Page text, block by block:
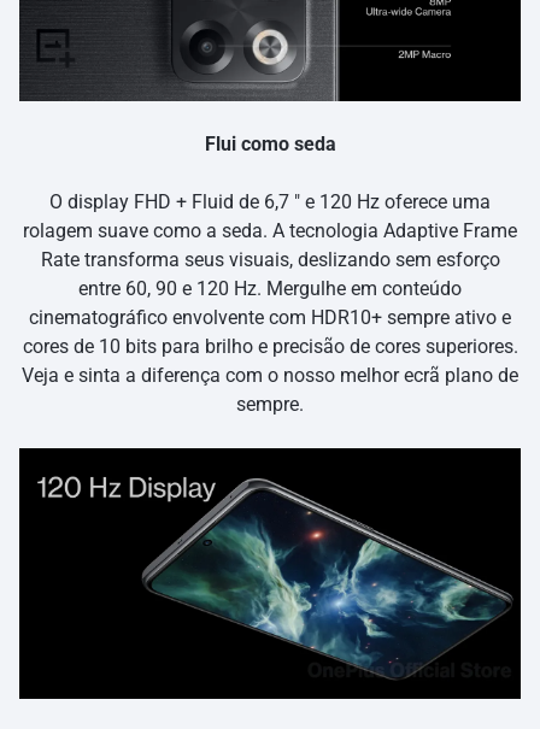
Flui como seda
O display FHD + Fluid de 6,7 ″ e 120 Hz oferece uma
rolagem suave como a seda. A tecnologia Adaptive Frame
Rate transforma seus visuais, deslizando sem esforço
entre 60, 90 e 120 Hz. Mergulhe em conteúdo
cinematográfico envolvente com HDR10+ sempre ativo e
cores de 10 bits para brilho e precisão de cores superiores.
Veja e sinta a diferença com o nosso melhor ecrã plano de
sempre.